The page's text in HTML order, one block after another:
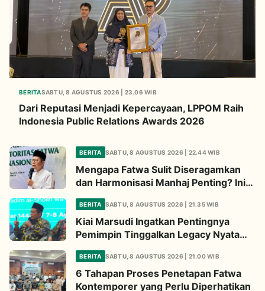
BERITASABTU, 8 AGUSTUS 2026 | 23.06 WIB
Dari Reputasi Menjadi Kepercayaan, LPPOM Raih
Indonesia Public Relations Awards 2026
BERITA SABTU, 8 AGUSTUS 2026 | 22.44 WIB
Mengapa Fatwa Sulit Diseragamkan
dan Harmonisasi Manhaj Penting? Ini
Penjelasan Kiai Cholil
BERITA SABTU, 8 AGUSTUS 2026 | 21.35 WIB
Kiai Marsudi Ingatkan Pentingnya
Pemimpin Tinggalkan Legacy Nyata
untuk Umat
BERITA SABTU, 8 AGUSTUS 2026 | 21.00 WIB
6 Tahapan Proses Penetapan Fatwa
Kontemporer yang Perlu Diperhatikan